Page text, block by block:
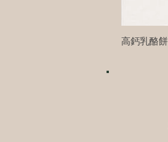
高鈣乳酪餅